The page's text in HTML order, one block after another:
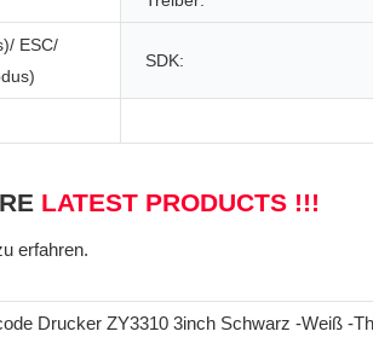
ESC/
SDK:
LATEST PRODUCTS !!!
erfahren.
Drucker ZY3310 3inch Schwarz -Weiß -